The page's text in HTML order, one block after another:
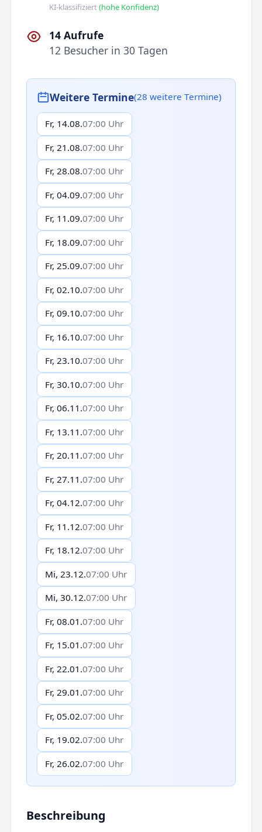
KI-klassifiziert(hohe Konfidenz)
14 Aufrufe
12 Besucher in 30 Tagen
Weitere Termine(28 weitere Termine)
Fr, 14.08.07:00 Uhr
Fr, 21.08.07:00 Uhr
Fr, 28.08.07:00 Uhr
Fr, 04.09.07:00 Uhr
Fr, 11.09.07:00 Uhr
Fr, 18.09.07:00 Uhr
Fr, 25.09.07:00 Uhr
Fr, 02.10.07:00 Uhr
Fr, 09.10.07:00 Uhr
Fr, 16.10.07:00 Uhr
Fr, 23.10.07:00 Uhr
Fr, 30.10.07:00 Uhr
Fr, 06.11.07:00 Uhr
Fr, 13.11.07:00 Uhr
Fr, 20.11.07:00 Uhr
Fr, 27.11.07:00 Uhr
Fr, 04.12.07:00 Uhr
Fr, 11.12.07:00 Uhr
Fr, 18.12.07:00 Uhr
Mi, 23.12.07:00 Uhr
Mi, 30.12.07:00 Uhr
Fr, 08.01.07:00 Uhr
Fr, 15.01.07:00 Uhr
Fr, 22.01.07:00 Uhr
Fr, 29.01.07:00 Uhr
Fr, 05.02.07:00 Uhr
Fr, 19.02.07:00 Uhr
Fr, 26.02.07:00 Uhr
Beschreibung